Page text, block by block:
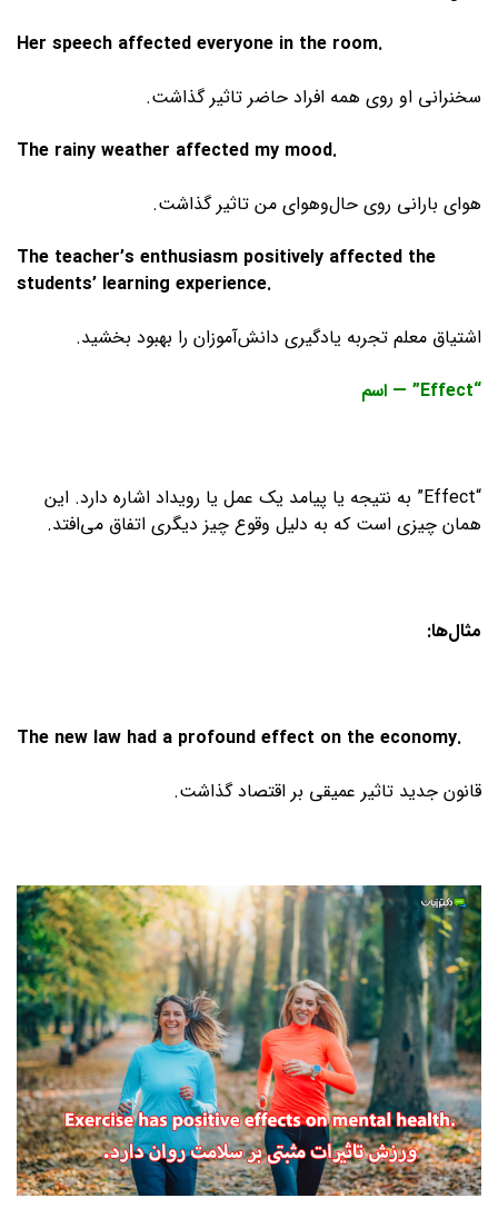
Her speech affected everyone in the room.
سخنرانی او روی همه افراد حاضر تاثیر گذاشت.
The rainy weather affected my mood.
هوای بارانی روی حال‌وهوای من تاثیر گذاشت.
The teacher’s enthusiasm positively affected the
students’ learning experience.
اشتیاق معلم تجربه یادگیری دانش‌آموزان را بهبود بخشید.
“Effect” —
اسم
“Effect” به نتیجه یا پیامد یک عمل یا رویداد اشاره دارد. این
همان چیزی است که به دلیل وقوع چیز دیگری اتفاق می‌افتد.
مثال‌ها:
The new law had a profound effect on the economy.
قانون جدید تاثیر عمیقی بر اقتصاد گذاشت.